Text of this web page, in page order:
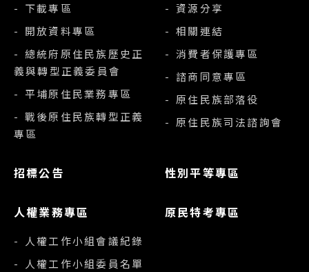
- 下載專區
- 開放資料專區
- 總統府原住民族歷史正
義與轉型正義委員會
- 平埔原住民業務專區
- 戰後原住民族轉型正義
專區
- 資源分享
- 相關連結
- 消費者保護專區
- 諮商同意專區
- 原住民族部落役
- 原住民族司法諮詢會
招標公告 性別平等專區
人權業務專區
- 人權工作小組會議紀錄
- 人權工作小組委員名單
原民特考專區